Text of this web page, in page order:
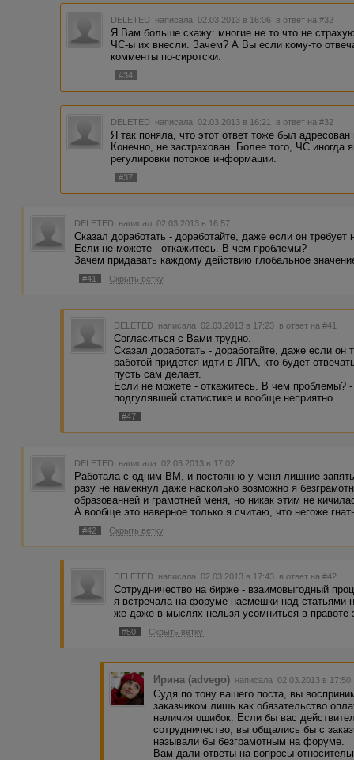
DELETED написала 02.03.2013 в 16:06 в ответ на #32
Я Вам больше скажу: многие не то что не
ЧС-ы их внесли. Зачем? А Вы если кому-то
комменты по-сиротски.
#34
DELETED написала 02.03.2013 в 16:21 в ответ на #32
Я так поняла, что этот ответ тоже был
Конечно, не застрахован. Более того, ЧС иногда
регулировки потоков информации.
#37
DELETED написал 02.03.2013 в 16:57
Сказал доработать - доработайте, даже если он требует
Если не можете - откажитесь. В чем проблемы?
Зачем придавать каждому действию глобальное
#41 Скрыть ветку
DELETED написала 02.03.2013 в 17:23 в ответ на #41
Согласиться с Вами трудно.
Сказал доработать - доработайте, даже если он
работой придется идти в ЛПА, кто будет
пусть сам делает.
Если не можете - откажитесь. В чем
подгулявшей статистике и вообще неприятно.
#47
DELETED написала 02.03.2013 в 17:02
Работала с одним ВМ, и постоянно у меня лишние
разу не намекнул даже насколько возможно я
образованней и грамотней меня, но никак этим не
А вообще это наверное только я считаю, что негоже
#42 Скрыть ветку
DELETED написала 02.03.2013 в 17:43 в ответ на #42
Сотрудничество на бирже - взаимовыгодный
я встречала на форуме насмешки над статьями
же даже в мыслях нельзя усомниться в правоте
#50 Скрыть ветку
Ирина (advego) написала 02.03.2013 в
Судя по тону вашего поста, вы
заказчиком лишь как обязательство
наличия ошибок. Если бы вас
сотрудничество, вы общались бы с
называли бы безграмотным на форуме.
Вам дали ответы на вопросы